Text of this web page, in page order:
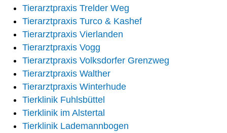
Tierarztpraxis Trelder Weg
Tierarztpraxis Turco & Kashef
Tierarztpraxis Vierlanden
Tierarztpraxis Vogg
Tierarztpraxis Volksdorfer Grenzweg
Tierarztpraxis Walther
Tierarztpraxis Winterhude
Tierklinik Fuhlsbüttel
Tierklinik im Alstertal
Tierklinik Lademannbogen